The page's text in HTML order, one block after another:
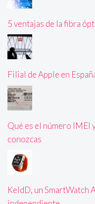
5 ventajas de la fibra
Filial de Apple en
Qué es el número IMEI
conozcas
KeldD, un SmartWatch